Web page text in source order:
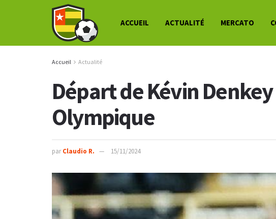
ACCUEIL ACTUALITÉ MERCATO
Accueil Actualité
Départ de Kévin
Olympique
par Claudio R. 15/11/2024